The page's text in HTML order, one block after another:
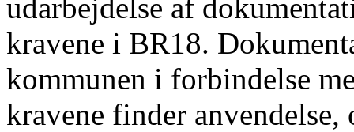
udarbejdelse af
kravene i BR18.
kommunen i forbindelse
kravene finder